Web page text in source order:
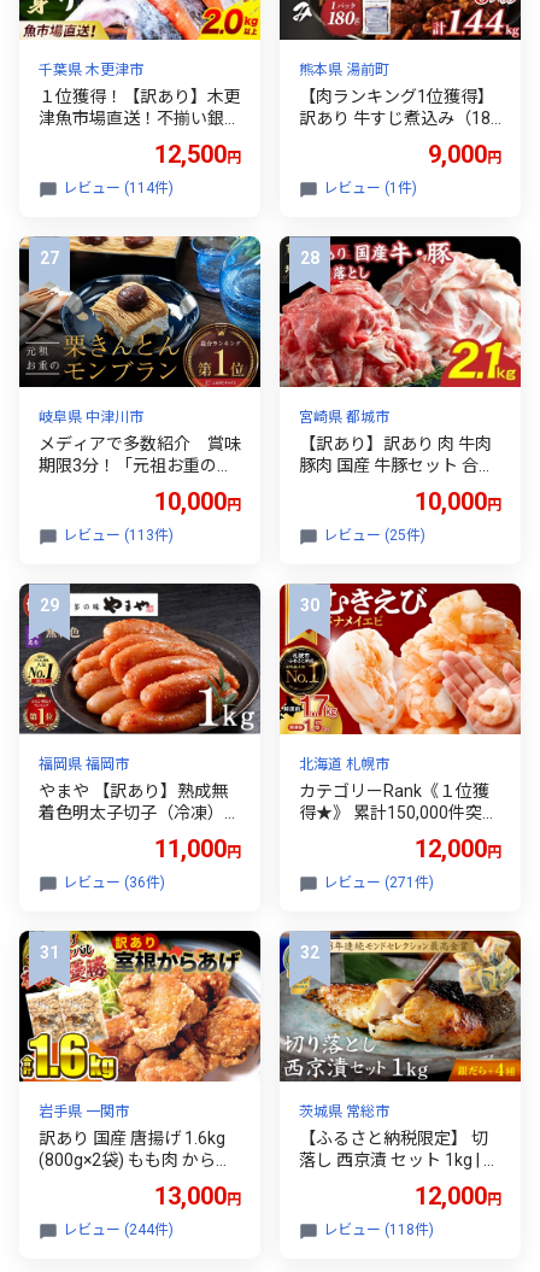
千葉県 木更津市
１位獲得！【訳あり】木更
津魚市場直送！不揃い銀鮭
カマ しゃけ シャケ さけ サ
ケ 銀鮭 かま サーモン 切身
あり 厚切 厚切り 冷凍 木更
津市 送料無料 鮭の切り身
鮭かま 鮭カマ 不揃い 2kg
2キロ 海鮮 家庭用 冷凍塩
銀鮭 銀サケ 塩じゃけ 塩さ
け 塩サケ 高評価 高レビュ
ー 人気 KJ010
12,500円
レビュー (114件)
熊本県 湯前町
【肉ランキング1位獲得】
訳あり 牛すじ煮込み（180
44kg 訳アリ 小分け レンジ
牛すじ 牛すじ肉 冷凍 簡単
かず ぎゅうすじにこみ ギ
ュウスジニコミ 父の日 う
どん おでん ビールのお供
酒の肴 晩酌 お弁当 居酒屋
の味 Gyusuji nikomi Beef t
endon stew 熊本県 湯前町
9,000円
レビュー (1件)
岐阜県 中津川市
メディアで多数紹介 賞味
期限3分！「元祖お重の栗
【未来のご褒美】スイーツ
栗 モンブラン くりきんと
2298
10,000円
レビュー (113件)
宮崎県 都城市
【訳あり】訳あり 肉 牛肉
豚肉 国産 牛豚セット 合計
小分け 家庭用 おかず 冷凍
国産肉 食べ比べ 人気 おす
10,000円
レビュー (25件)
福岡県 福岡市
やまや 【訳あり】熟成無
着色明太子切子（冷凍）1
太子 めんたいこ 無着色 切
れ子 バラ子 理由あり 家庭
多 九州
11,000円
レビュー (36件)
北海道 札幌市
カテゴリーRank《１位獲
得★》 累計150,000件突破
要 高評価 5Lサイズ 1.7kg
弁当 おかず 使いやすい お
取り寄せ バナメイエビ 魚
介類 海老 冷凍えび 北海道
札幌市
12,000円
レビュー (271件)
岩手県 一関市
訳あり 国産 唐揚げ 1.6kg
(800g×2袋) もも肉 からあ
冷凍食品 お弁当 弁当 おか
ず 惣菜 鶏もも 鶏 簡単 時
13,000円
レビュー (244件)
茨城県 常総市
【ふるさと納税限定】 切
落し 西京漬 セット 1kg | 西
べ比べ 惣菜 おかず ギフト
銀だら さば さわら カラス
12,000円
レビュー (118件)